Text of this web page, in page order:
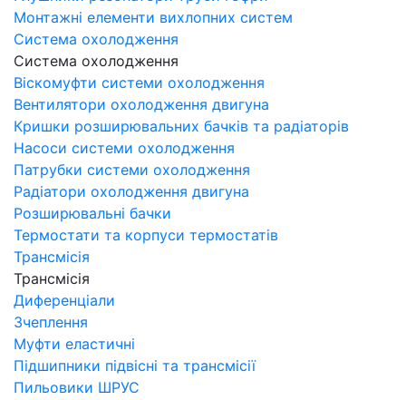
Монтажні елементи вихлопних систем
Система охолодження
Система охолодження
Віскомуфти системи охолодження
Вентилятори охолодження двигуна
Кришки розширювальних бачків та радіаторів
Насоси системи охолодження
Патрубки системи охолодження
Радіатори охолодження двигуна
Розширювальні бачки
Термостати та корпуси термостатів
Трансмісія
Трансмісія
Диференціали
Зчеплення
Муфти еластичні
Підшипники підвісні та трансмісії
Пильовики ШРУС